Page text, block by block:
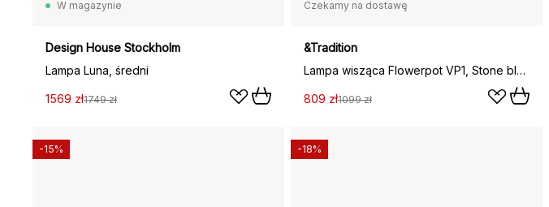
W magazynie
Design House Stockholm
Lampa Luna, średni
1569 zł1749 zł
Czekamy na dostawę
&Tradition
Lampa wisząca Flowerpot VP1, Stone blue (szaroniebieska)
809 zł1099 zł
-15% -18%